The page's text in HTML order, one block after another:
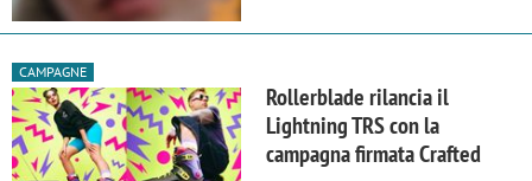
CAMPAGNE
Rollerblade rilancia il
Lightning TRS con la
campagna firmata Crafted